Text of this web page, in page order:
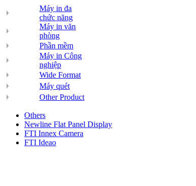
Máy in đa
chức năng
Máy in văn
phòng
Phần mềm
Máy in Công
nghiệp
Wide Format
Máy quét
Other Product
Others
Newline Flat Panel Display
FTI Innex Camera
FTI Ideao